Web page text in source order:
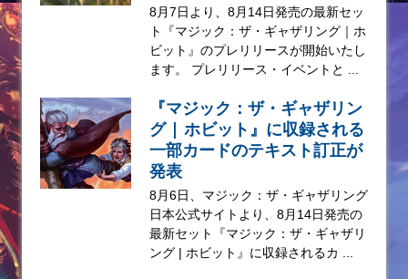
8月7日より、8月14日発売の最新セッ
ト『マジック：ザ・ギャザリング｜ホ
ビット』のプレリリースが開始いたし
ます。 プレリリース・イベントと ...
『マジック：ザ・ギャザリン
グ | ホビット』に収録される
一部カードのテキスト訂正が
発表
8月6日、マジック：ザ・ギャザリング
日本公式サイトより、8月14日発売の
最新セット『マジック：ザ・ギャザリ
ング | ホビット』に収録されるカ ...